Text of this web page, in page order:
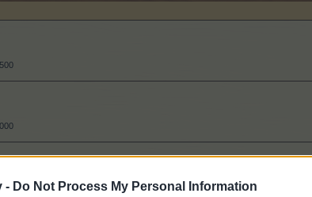
- Do Not Process My Personal Information